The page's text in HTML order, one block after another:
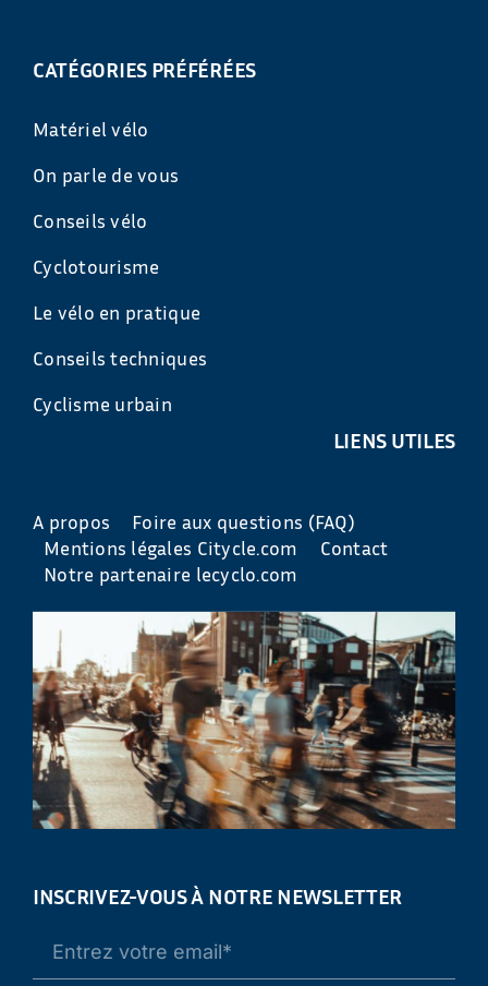
CATÉGORIES PRÉFÉRÉES
Matériel vélo
On parle de vous
Conseils vélo
Cyclotourisme
Le vélo en pratique
Conseils techniques
Cyclisme urbain
LIENS UTILES
A propos
Foire aux questions (FAQ)
Mentions légales Citycle.com
Contact
Notre partenaire lecyclo.com
INSCRIVEZ-VOUS À NOTRE NEWSLETTER